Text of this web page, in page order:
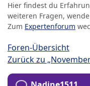
Hier findest du
weiteren Fragen,
Zum Expertenforum
Foren-Übersicht
Zurück zu